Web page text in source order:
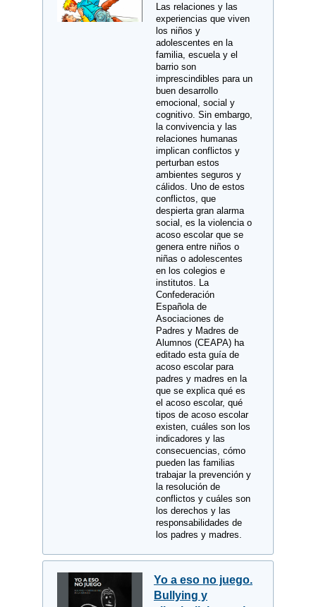
Las relaciones y las
experiencias que viven
los niños y
adolescentes en la
familia, escuela y el
barrio son
imprescindibles para un
buen desarrollo
emocional, social y
cognitivo. Sin embargo,
la convivencia y las
relaciones humanas
implican conflictos y
perturban estos
ambientes seguros y
cálidos. Uno de estos
conflictos, que
despierta gran alarma
social, es la violencia o
acoso escolar que se
genera entre niños o
niñas o adolescentes
en los colegios e
institutos. La
Confederación
Española de
Asociaciones de
Padres y Madres de
Alumnos (CEAPA) ha
editado esta guía de
acoso escolar para
padres y madres en la
que se explica qué es
el acoso escolar, qué
tipos de acoso escolar
existen, cuáles son los
indicadores y las
consecuencias, cómo
pueden las familias
trabajar la prevención y
la resolución de
conflictos y cuáles son
los derechos y las
responsabilidades de
los padres y madres.
Yo a eso no juego.
Bullying y